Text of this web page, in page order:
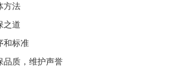
方法
之道
和标准
品质，维护声誉